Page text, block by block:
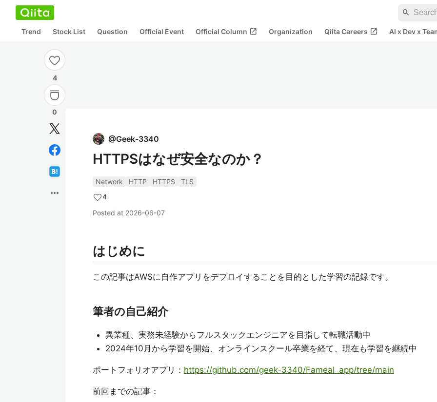
search
Trend Stock List Question Official Event Official Column open_in_new Organization Qiita Careers open_in_new AI x Dev x
4
0
more_horiz
@Geek-3340
HTTPSはなぜ安全なのか？
Network HTTP HTTPS
TLS
4
Posted at 2026-06-07
はじめに
この記事はAWSに自作アプリをデプロイすることを目的とした学習の記録です。
筆者の自己紹介
異業種、実務未経験からフルスタックエンジニアを目指して転職活動中
2024年10月から学習を開始、オンラインスクール卒業を経て、現在も学習を継続中
ポートフォリオアプリ： https://github.com/geek-3340/Fameal_app/tree/main
前回までの記事：